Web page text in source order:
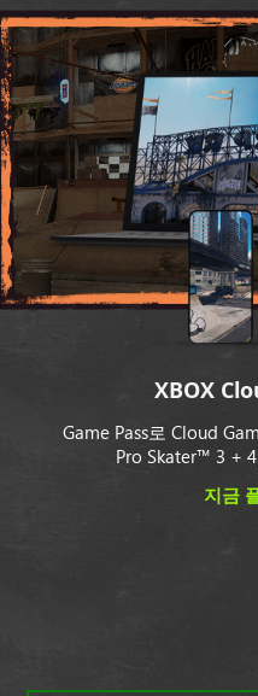
XBOX
Game Pass로 Cloud
Pro Skater™ 3 +
지금